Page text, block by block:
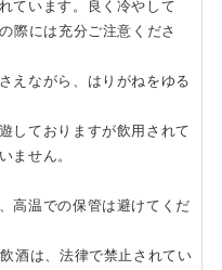
ています。良く冷やして
際には充分ご注意くださ
えながら、はりがねをゆる
しておりますが飲用されて
ません。
高温での保管は避けてくだ
酒は、法律で禁止されてい